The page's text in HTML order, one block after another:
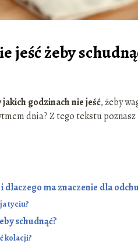
jeść żeby
jakich godzinach nie jeść, żeby
dnia? Z tego tekstu
dlaczego ma znaczenie dla
tyciu?
schudnąć?
kolacji?